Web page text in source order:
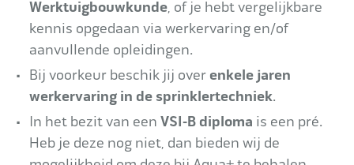
Werktuigbouwkunde, of je hebt vergelijkbare
kennis opgedaan via werkervaring en/of
aanvullende opleidingen.
Bij voorkeur beschik jij over enkele jaren
werkervaring in de sprinklertechniek.
In het bezit van een VSI-B diploma is een pré.
Heb je deze nog niet, dan bieden wij de